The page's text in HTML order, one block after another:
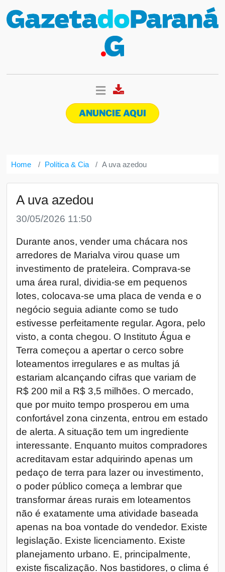
ANUNCIE AQUI
Home Política & Cia A uva azedou
A uva azedou
30/05/2026 11:50
Durante anos, vender uma chácara nos
arredores de Marialva virou quase um
investimento de prateleira. Comprava-se
uma área rural, dividia-se em pequenos
lotes, colocava-se uma placa de venda e o
negócio seguia adiante como se tudo
estivesse perfeitamente regular. Agora, pelo
visto, a conta chegou. O Instituto Água e
Terra começou a apertar o cerco sobre
loteamentos irregulares e as multas já
estariam alcançando cifras que variam de
R$ 200 mil a R$ 3,5 milhões. O mercado,
que por muito tempo prosperou em uma
confortável zona cinzenta, entrou em estado
de alerta. A situação tem um ingrediente
interessante. Enquanto muitos compradores
acreditavam estar adquirindo apenas um
pedaço de terra para lazer ou investimento,
o poder público começa a lembrar que
transformar áreas rurais em loteamentos
não é exatamente uma atividade baseada
apenas na boa vontade do vendedor. Existe
legislação. Existe licenciamento. Existe
planejamento urbano. E, principalmente,
existe fiscalização. Nos bastidores, o clima é